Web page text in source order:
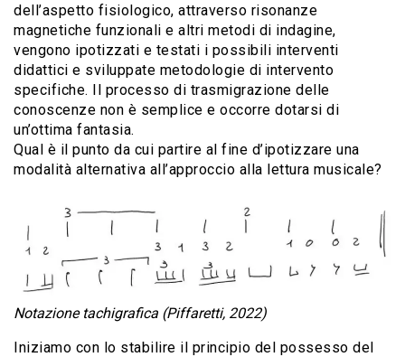
dell’aspetto fisiologico, attraverso risonanze
magnetiche funzionali e altri metodi di indagine,
vengono ipotizzati e testati i possibili interventi
didattici e sviluppate metodologie di intervento
specifiche. Il processo di trasmigrazione delle
conoscenze non è semplice e occorre dotarsi di
un’ottima fantasia.
Qual è il punto da cui partire al fine d’ipotizzare una
modalità alternativa all’approccio alla lettura musicale?
Notazione tachigrafica (Piffaretti, 2022)
Iniziamo con lo stabilire il principio del possesso del